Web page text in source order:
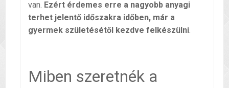
van. Ezért érdemes erre a nagyobb anyagi
terhet jelentő időszakra időben, már a
gyermek születésétől kezdve felkészülni
Miben szeretnék a